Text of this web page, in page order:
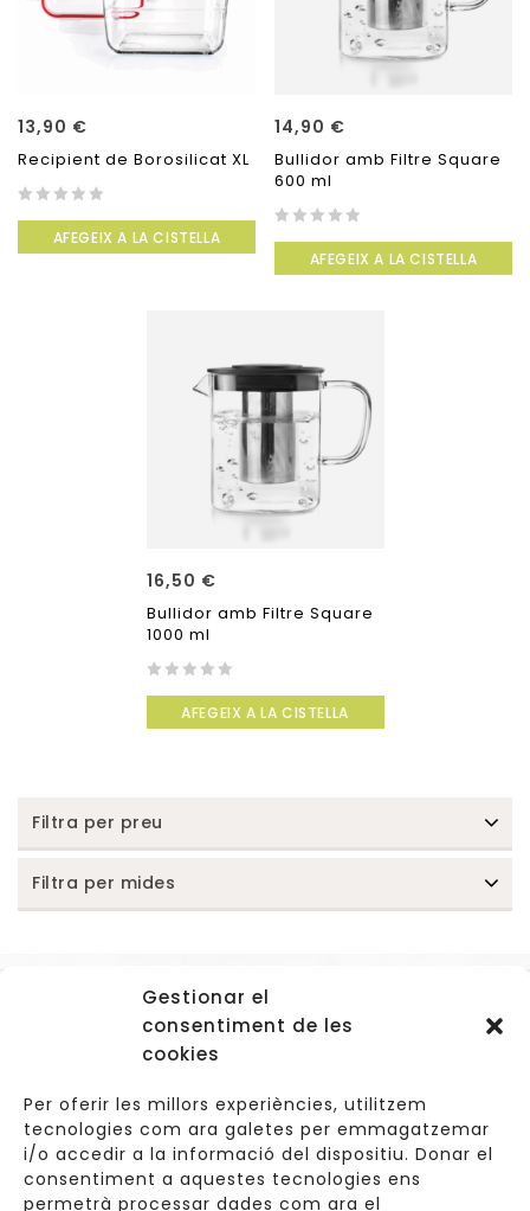
Gestionar el
consentiment de les
cookies
Per oferir les millors experiències, utilitzem
tecnologies com ara galetes per emmagatzemar
i/o accedir a la informació del dispositiu. Donar el
consentiment a aquestes tecnologies ens
permetrà processar dades com ara el
13,90 €
Recipient de Borosilicat XL
of
AFEGEIX A LA CISTELLA
14,90 €
Bullidor amb Filtre Square
600 ml
of
AFEGEIX A LA CISTELLA
16,50 €
Bullidor amb Filtre Square
1000 ml
of
AFEGEIX A LA CISTELLA
Filtra per preu
Filtra per mides
Carrer de Valldoreix 45, 08172 Sant Cugat del Vallès